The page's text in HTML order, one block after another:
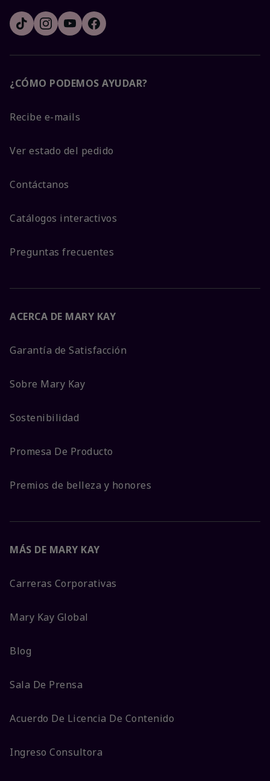
¿CÓMO PODEMOS AYUDAR?
Recibe e-mails
Ver estado del pedido
Contáctanos
Catálogos interactivos
Preguntas frecuentes
ACERCA DE MARY KAY
Garantía de Satisfacción
Sobre Mary Kay
Sostenibilidad
Promesa De Producto
Premios de belleza y honores
MÁS DE MARY KAY
Carreras Corporativas
Mary Kay Global
Blog
Sala De Prensa
Acuerdo De Licencia De Contenido
Ingreso Consultora